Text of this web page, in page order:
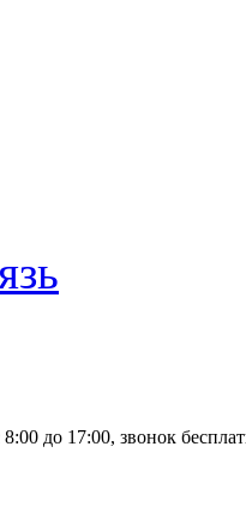
8:00 до 17:00, звонок